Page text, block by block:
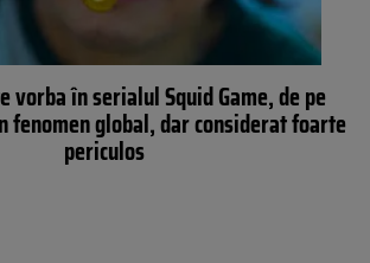
vorba în serialul Squid Game, de pe
fenomen global, dar considerat foarte
periculos